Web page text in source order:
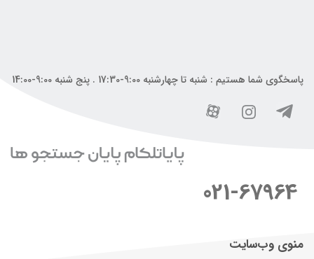
پاسخگوی شما هستیم : شنبه تا چهارشنبه 9:00-17:30 . پنج شنبه 9:00-14:00
021-67964
منوی وب‌سایت